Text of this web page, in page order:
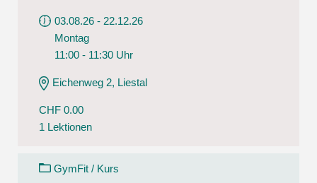
03.08.26 - 22.12.26
Montag
11:00 - 11:30 Uhr
Eichenweg 2, Liestal
CHF 0.00
1 Lektionen
GymFit / Kurs